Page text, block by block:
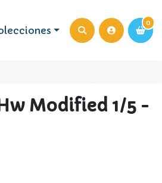
0
0
Modified 1/5 -